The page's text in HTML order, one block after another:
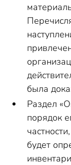
была
Раздел
порядок
будет